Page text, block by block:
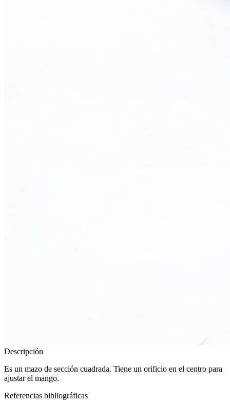
Descripción
Es un mazo de sección cuadrada. Tiene un orificio en el centro para
ajustar el mango.
Referencias bibliográficas